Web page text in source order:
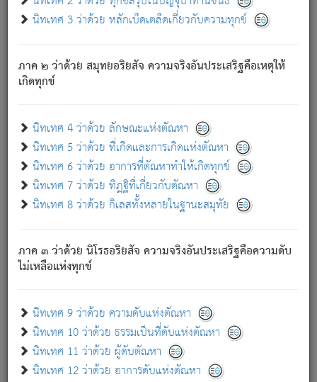
นิทเทศ 3 ว่าด้วย หลักเบ็ดเตล็ดเกี่ยวกับความทุกข์
ภาค ๒ ว่าด้วย สมุทยอริยสัจ ความจริงอันประเสริฐคือเหตุให้
เกิดทุกข์
นิทเทศ 4 ว่าด้วย ลักษณะแห่งตัณหา
นิทเทศ 5 ว่าด้วย ที่เกิดและการเกิดแห่งตัณหา
นิทเทศ 6 ว่าด้วย อาการที่ตัณหาทำให้เกิดทุกข์
นิทเทศ 7 ว่าด้วย ทิฏฐิที่เกี่ยวกับตัณหา
นิทเทศ 8 ว่าด้วย กิเลสทั้งหลายในฐานะสมุทัย
ภาค ๓ ว่าด้วย นิโรธอริยสัจ ความจริงอันประเสริฐคือความดับ
ไม่เหลือแห่งทุกข์
นิทเทศ 9 ว่าด้วย ความดับแห่งตัณหา
นิทเทศ 10 ว่าด้วย ธรรมเป็นที่ดับแห่งตัณหา
นิทเทศ 11 ว่าด้วย ผู้ดับตัณหา
นิทเทศ 12 ว่าด้วย อาการดับแห่งตัณหา
ท่านจงดูโลกนี้เถิด (จะเห็นว่า) สัตว์ทั้งหลายอันอวิชาหนา
แน่นบังหนาแล้ว; และว่า สัตว์ผู้ยินดีในภพอันเป็นแล้วนั้น ย่อม
อันเป็นไปในที่หรือเวลาทั้งปวง[3]เพื่อความมีแห่งประโยชน์โดย
ประการทั้งปวง; ภพทั้งหลายทั้งหมดนั้น ไม่เที่ยง เป็นทุกข์ มี
ความแปรปรวนเป็นธรรมดา.
อย่างนี้อยู่; เขาย่อมละภวตัณหาได้ และไม่เพลิดเพลินวิภวตัณหา
ด้วย.
ความดับเพราะความสำรอกไม่เหลือ (แห่งภพทั้งหลาย)
เพราะความสิ้นไปแห่งตัณหาโดยประการทั้งปวง นั้นคือ
นิพพาน.
ภพใหม่ย่อมไม่มีแก่ภิกษุนั้น ผู้ดับเย็นสนิทแล้ว เพราะไม่มี
ภิกษุนั้น เป็นผู้ครอบงำมารได้แล้ว ชนะสงครามแล้ว ก้าวล่วง
ภพทั้งหลายทั้งปวงได้แล้ว เป็นผู้คงที่ (คือไม่เปลี่ยนแปลงอีกต่อ
- อุ.ขุ. ๒๕/๑๒๑/๘๔.
(ข้อความนี้ เป็นพระพุทธอุทานที่ทรงเปล่งออก ที่โคนต้นโพธิ์
เป็นที่ตรัสรู้ เมื่อตรัสรู้แล้วได้ 7 วัน)